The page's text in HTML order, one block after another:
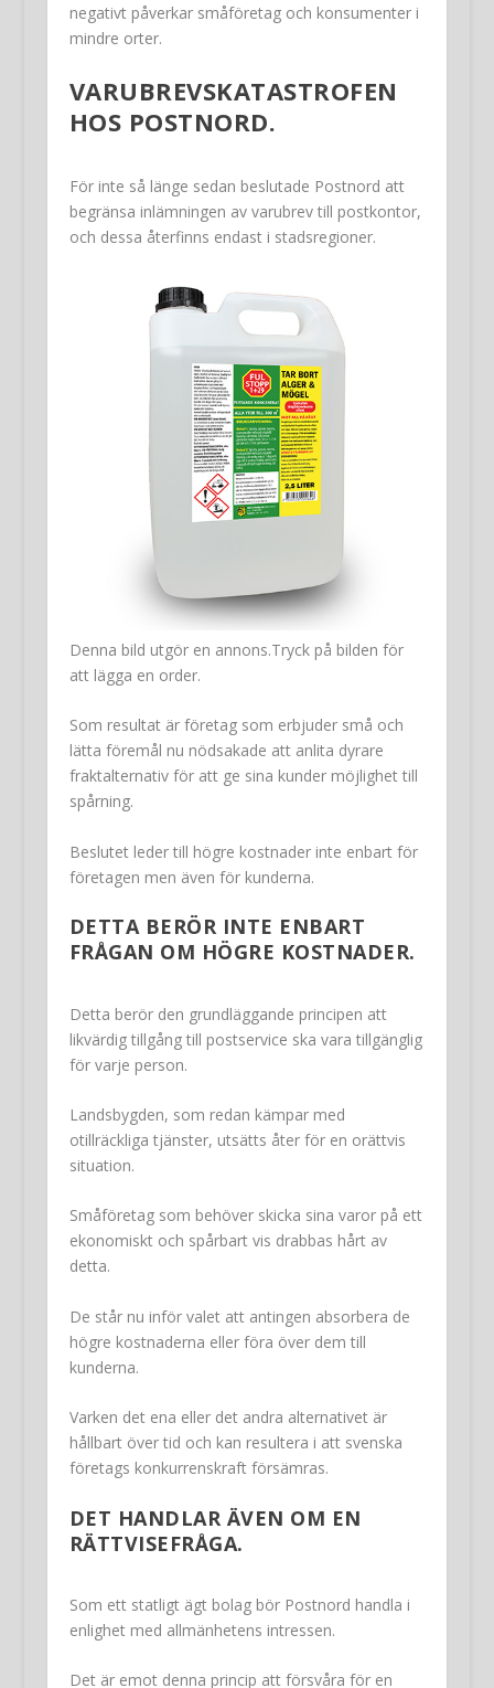
negativt påverkar småföretag och konsumenter i
mindre orter.
VARUBREVSKATASTROFEN
HOS POSTNORD.
För inte så länge sedan beslutade Postnord att
begränsa inlämningen av varubrev till postkontor,
och dessa återfinns endast i stadsregioner.
Denna bild utgör en annons.Tryck på bilden för
att lägga en order.
Som resultat är företag som erbjuder små och
lätta föremål nu nödsakade att anlita dyrare
fraktalternativ för att ge sina kunder möjlighet till
spårning.
Beslutet leder till högre kostnader inte enbart för
företagen men även för kunderna.
DETTA BERÖR INTE ENBART
FRÅGAN OM HÖGRE KOSTNADER.
Detta berör den grundläggande principen att
likvärdig tillgång till postservice ska vara tillgänglig
för varje person.
Landsbygden, som redan kämpar med
otillräckliga tjänster, utsätts åter för en orättvis
situation.
Småföretag som behöver skicka sina varor på ett
ekonomiskt och spårbart vis drabbas hårt av
detta.
De står nu inför valet att antingen absorbera de
högre kostnaderna eller föra över dem till
kunderna.
Varken det ena eller det andra alternativet är
hållbart över tid och kan resultera i att svenska
företags konkurrenskraft försämras.
DET HANDLAR ÄVEN OM EN
RÄTTVISEFRÅGA.
Som ett statligt ägt bolag bör Postnord handla i
enlighet med allmänhetens intressen.
Det är emot denna princip att försvåra för en